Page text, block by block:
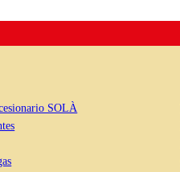
SOLÀ